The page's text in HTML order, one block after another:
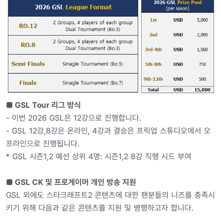
■ GSL Tour 리그 방식
- 이번 2026 GSL은 12강으로 진행합니다.
- GSL 12강,8강은 온라인, 4강과 결승은 프릭업 스튜디오에서 오
프라인으로 진행됩니다.
* GSL 시즌1,2 예선 상위 4명: 시즌1,2 8강 직행 시드 부여
■ GSL CK 및 프로게이머 개인 방송 지원
GSL 외에도 스타크래프트2 콘텐츠에 대한 팬분들의 니즈를 충족시
키기 위해 다음과 같은 콘텐츠를 지원 및 병행하고자 합니다.